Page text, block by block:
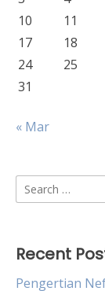
10
11
17
18
24
25
31
« Mar
Search
for:
Recent
Pengertian